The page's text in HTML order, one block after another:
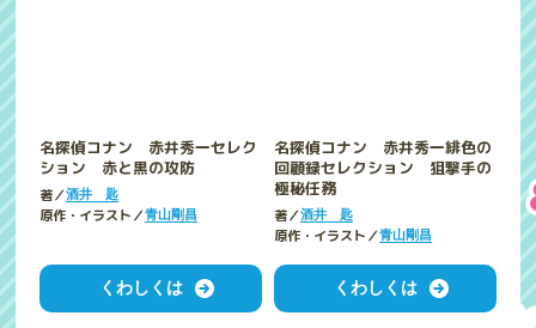
名探偵コナン 赤井秀一セレク
ション 赤と黒の攻防
著／酒井 匙
原作・イラスト／青山剛昌
くわしくは
名探偵コナン 赤井秀一緋色の
回顧録セレクション 狙撃手の
極秘任務
著／酒井 匙
原作・イラスト／青山剛昌
くわしくは